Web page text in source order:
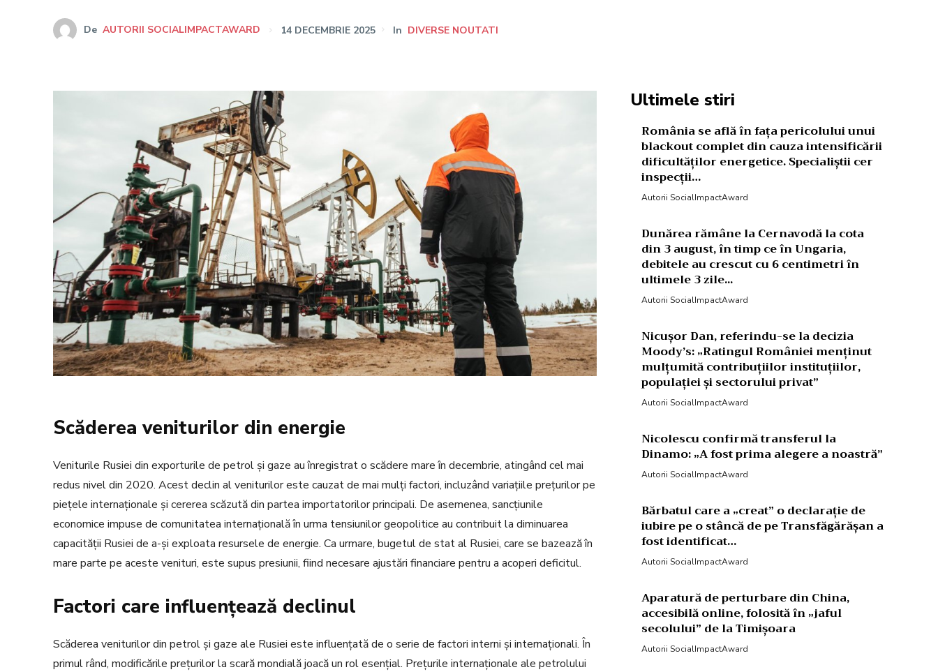
De AUTORII SOCIALIMPACTAWARD 14 DECEMBRIE 2025 In DIVERSE NOUTATI
Scăderea veniturilor din energie
Veniturile Rusiei din exporturile de petrol și gaze au înregistrat o scădere mare în decembrie, atingând cel mai
redus nivel din 2020. Acest declin al veniturilor este cauzat de mai mulți factori, incluzând variațiile prețurilor pe
piețele internaționale și cererea scăzută din partea importatorilor principali. De asemenea, sancțiunile
economice impuse de comunitatea internațională în urma tensiunilor geopolitice au contribuit la diminuarea
capacității Rusiei de a-și exploata resursele de energie. Ca urmare, bugetul de stat al Rusiei, care se bazează în
mare parte pe aceste venituri, este supus presiunii, fiind necesare ajustări financiare pentru a acoperi deficitul.
Factori care influențează declinul
Scăderea veniturilor din petrol și gaze ale Rusiei este influențată de o serie de factori interni și internaționali. În
primul rând, modificările prețurilor la scară mondială joacă un rol esențial. Prețurile internaționale ale petrolului
Ultimele stiri
România se află în fața pericolului unui
blackout complet din cauza intensificării
dificultăților energetice. Specialiștii cer
inspecții…
Autorii SocialImpactAward
Dunărea rămâne la Cernavodă la cota
din 3 august, în timp ce în Ungaria,
debitele au crescut cu 6 centimetri în
ultimele 3 zile...
Autorii SocialImpactAward
Nicușor Dan, referindu-se la decizia
Moody’s: „Ratingul României menținut
mulțumită contribuțiilor instituțiilor,
populației și sectorului privat”
Autorii SocialImpactAward
Nicolescu confirmă transferul la
Dinamo: „A fost prima alegere a noastră”
Autorii SocialImpactAward
Bărbatul care a „creat” o declarație de
iubire pe o stâncă de pe Transfăgărășan a
fost identificat…
Autorii SocialImpactAward
Aparatură de perturbare din China,
accesibilă online, folosită în „jaful
secolului” de la Timișoara
Autorii SocialImpactAward